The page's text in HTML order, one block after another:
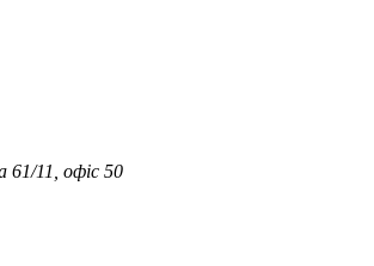
61/11, офіс 50